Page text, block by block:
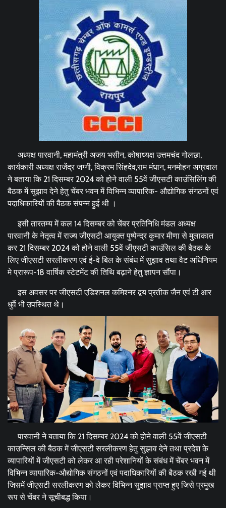
अध्यक्ष पारवानी, महामंत्री अजय भसीन, कोषाध्यक्ष उत्तमचंद गोलछा,
कार्यकारी अध्यक्ष राजेंद्र जग्गी, विक्रम सिंहदेव,राम मंधान, मनमोहन अग्रवाल
ने बताया कि 21 दिसम्बर 2024 को होने वाली 55वें जीएसटी काउंसिलिंग की
बैठक में सुझाव देने हेतु चेंबर भवन में विभिन्न व्यापारिक- औद्योगिक संगठनों एवं
पदाधिकारियों की बैठक संपन्न हुई थी ।
इसी तारतम्य में कल 14 दिसम्बर को चेंबर प्रतिनिधि मंडल अध्यक्ष
पारवानी के नेतृत्व में राज्य जीएसटी आयुक्त पुष्पेन्द्र कुमार मीणा से मुलाकात
कर 21 दिसम्बर 2024 को होने वाली 55वें जीएसटी काउंसिल की बैठक के
लिए जीएसटी सरलीकरण एवं ई-वे बिल के संबंध में सुझाव तथा वैट अधिनियम
मे प्रारूप-18 वार्षिक स्टेटमेंट की तिथि बढ़ाने हेतु ज्ञापन सौंपा।
इस अवसर पर जीएसटी एडिशनल कमिश्नर द्वय प्रतीक जैन एवं टी आर
धुर्वे भी उपस्थित थे।
पारवानी ने बताया कि 21 दिसम्बर 2024 को होने वाली 55वें जीएसटी
काउन्सिल की बैठक में जीएसटी सरलीकरण हेतु सुझाव देने तथा प्रदेश के
व्यापारियों में जीएसटी को लेकर आ रही परेशानियों के संबंध में चेंबर भवन में
विभिन्न व्यापारिक-औद्योगिक संगठनों एवं पदाधिकारियों की बैठक रखी गई थी
जिसमें जीएसटी सरलीकरण को लेकर विभिन्न सुझाव प्राप्त हुए जिसे प्रमुख
रूप से चेंबर ने सूचीबद्ध किया।